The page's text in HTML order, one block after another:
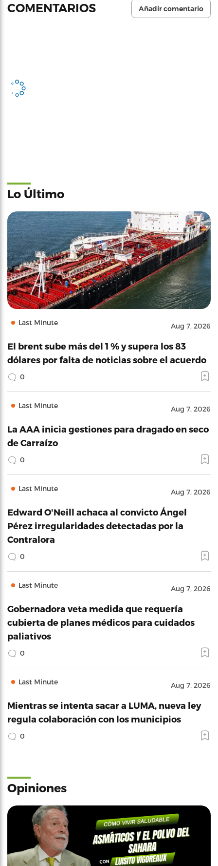
COMENTARIOS Añadir comentario
Lo Último
Last Minute Aug 7, 2026
El brent sube más del 1 % y supera los 83
dólares por falta de noticias sobre el acuerdo
0
Last Minute Aug 7, 2026
La AAA inicia gestiones para dragado en seco
de Carraízo
0
Last Minute Aug 7, 2026
Edward O'Neill achaca al convicto Ángel
Pérez irregularidades detectadas por la
Contralora
0
Last Minute Aug 7, 2026
Gobernadora veta medida que requería
cubierta de planes médicos para cuidados
paliativos
0
Last Minute Aug 7, 2026
Mientras se intenta sacar a LUMA, nueva ley
regula colaboración con los municipios
0
Opiniones